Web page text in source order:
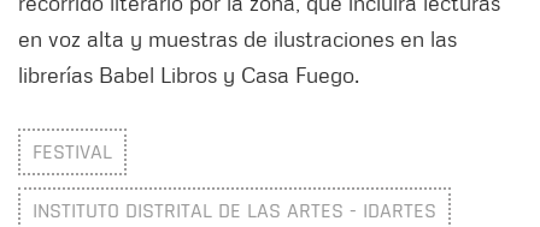
en voz alta y muestras de ilustraciones en las
librerías Babel Libros y Casa Fuego.
FESTIVAL
INSTITUTO DISTRITAL DE LAS ARTES - IDARTES